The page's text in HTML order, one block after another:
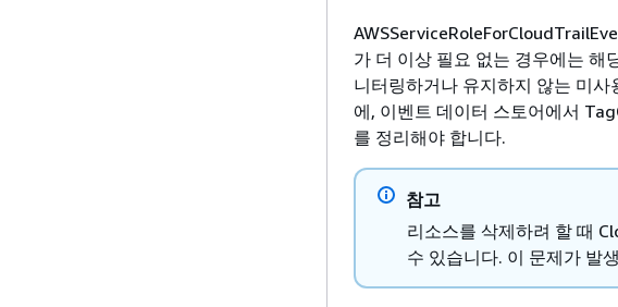
가 더 이상 필요 없는 경우에는 해
니터링하거나 유지하지 않는 미
에, 이벤트 데이터 스토어에서
를 정리해야 합니다.
참고
리소스를 삭제하려 할 때
수 있습니다. 이 문제가 발